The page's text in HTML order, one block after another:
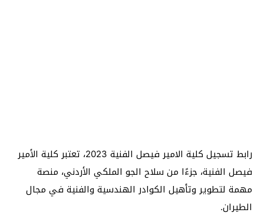
رابط تسجيل كلية الامير فيصل الفنية 2023، تعتبر كلية الأمير
فيصل الفنية، جزءًا من سلاح الجو الملكي الأردني، منصة
مهمة لتطوير وتأهيل الكوادر الهندسية والفنية في مجال
الطيران.